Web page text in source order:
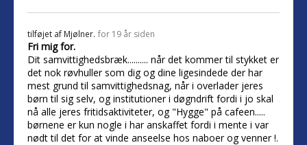
tilføjet af Mjølner. for 19 år siden
Fri mig for.
Dit samvittighedsbræk.......... når det kommer til stykket er
det nok røvhuller som dig og dine ligesindede der har
mest grund til samvittighedsnag, når i overlader jeres
børn til sig selv, og institutioner i døgndrift fordi i jo skal
nå alle jeres fritidsaktiviteter, og "Hygge" på cafeen.....
børnene er kun nogle i har anskaffet fordi i mente i var
nødt til det for at vinde anseelse hos naboer og venner !.